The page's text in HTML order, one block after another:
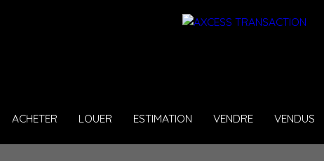
ACHETER LOUER ESTIMATION VENDRE VENDUS